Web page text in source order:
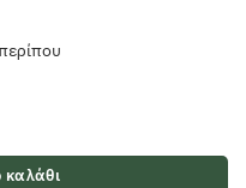
καλάθι